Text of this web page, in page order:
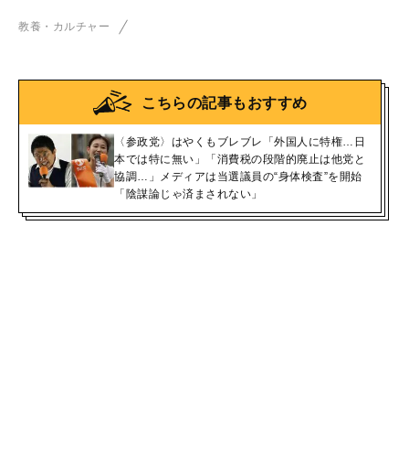
教養・カルチャー
こちらの記事もおすすめ
〈参政党〉はやくもブレブレ「外国人に特権…日
本では特に無い」「消費税の段階的廃止は他党と
協調…」メディアは当選議員の“身体検査”を開始
「陰謀論じゃ済まされない」